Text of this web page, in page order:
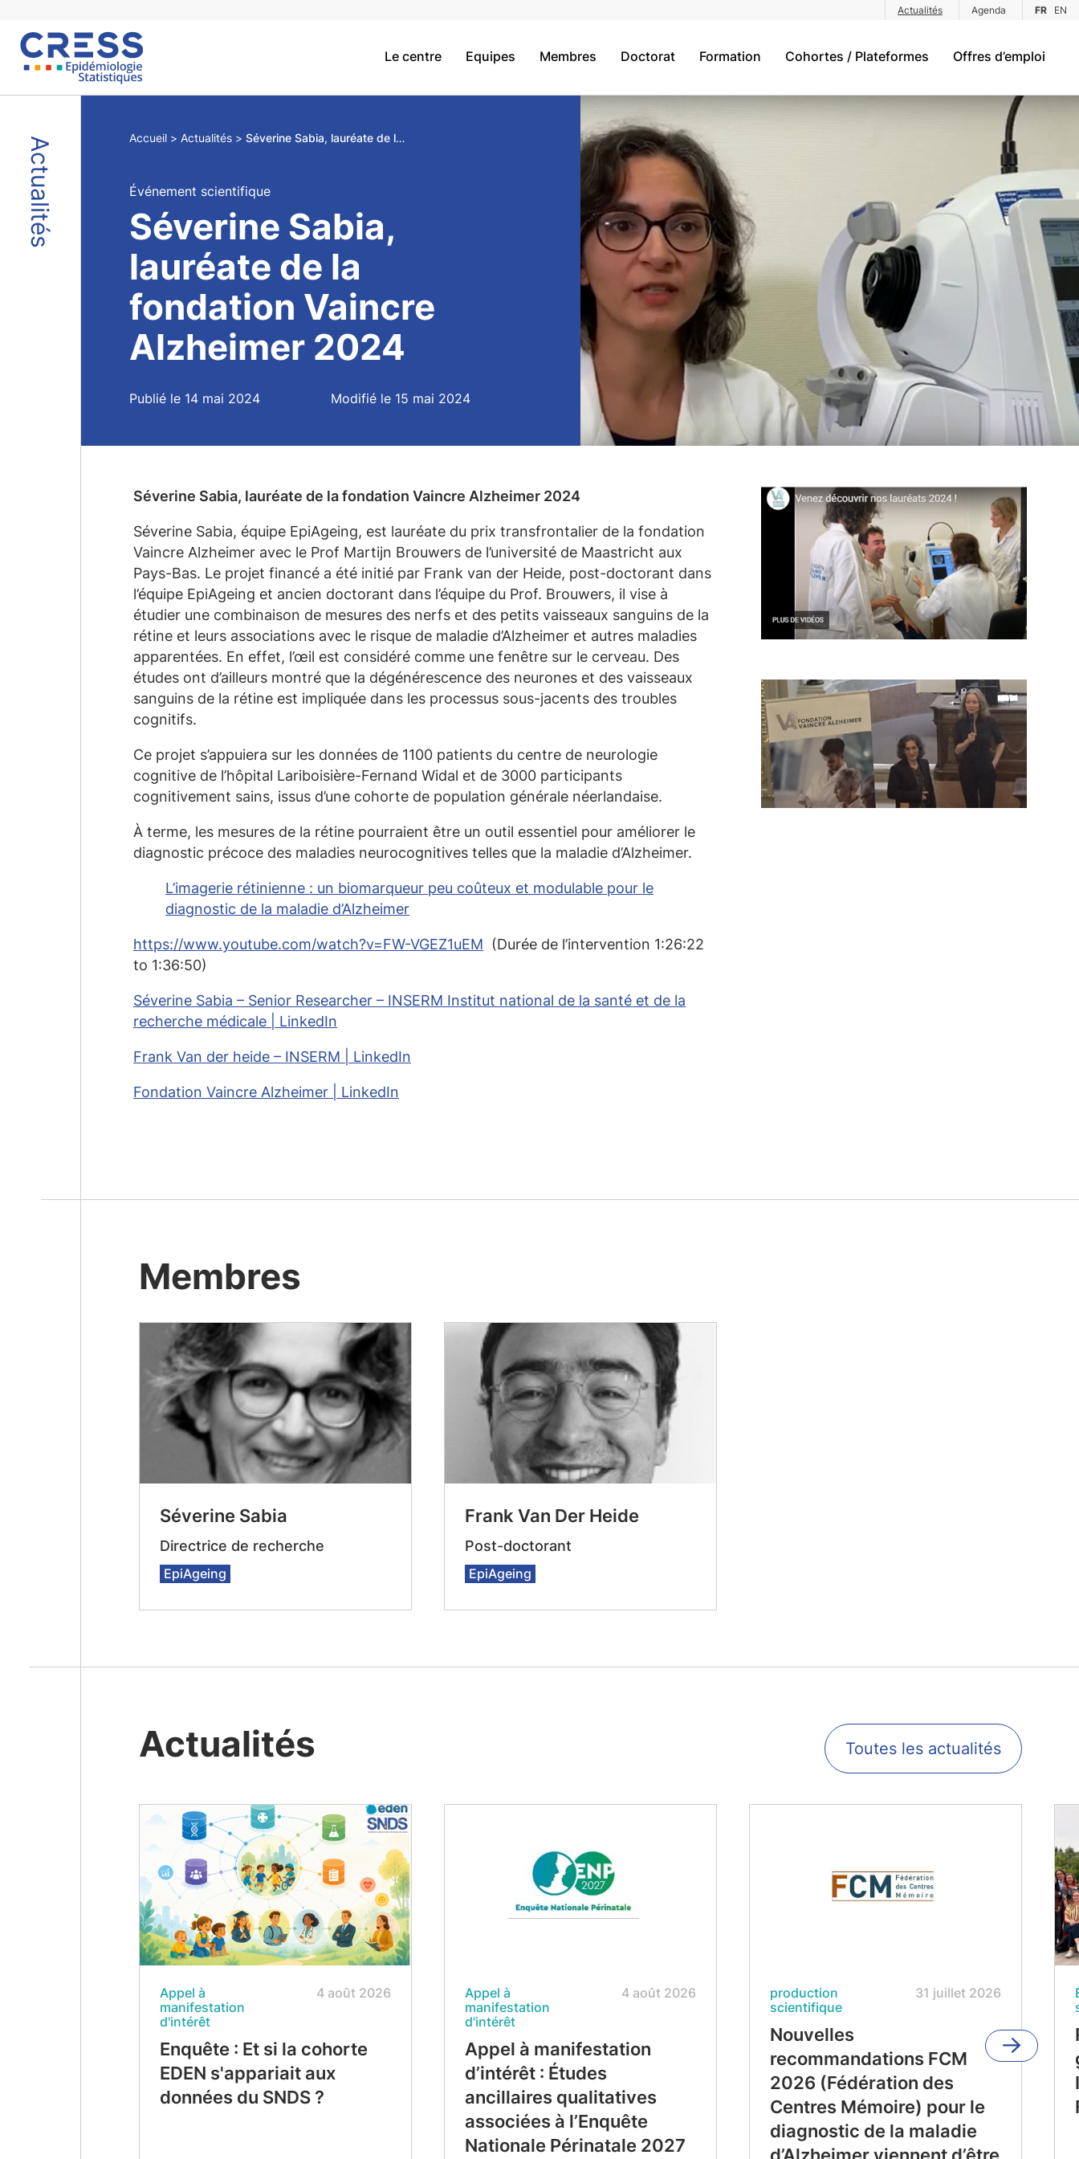
Actualités Agenda FR EN
Le centre Equipes Membres Doctorat Formation Cohortes / Plateformes Offres d’emploi
Actualités Accueil Actualités Séverine Sabia, lauréate de la fondation Vaincre Alzheimer 2024
Événement scientifique
Séverine Sabia,
lauréate de la
fondation Vaincre
Alzheimer 2024
Publié le 14 mai 2024 Modifié le 15 mai 2024
Séverine Sabia, lauréate de la fondation Vaincre Alzheimer 2024
Séverine Sabia, équipe EpiAgeing, est lauréate du prix transfrontalier de la fondation
Vaincre Alzheimer avec le Prof Martijn Brouwers de l’université de Maastricht aux
Pays-Bas. Le projet financé a été initié par Frank van der Heide, post-doctorant dans
l’équipe EpiAgeing et ancien doctorant dans l’équipe du Prof. Brouwers, il vise à
étudier une combinaison de mesures des nerfs et des petits vaisseaux sanguins de la
rétine et leurs associations avec le risque de maladie d’Alzheimer et autres maladies
apparentées. En effet, l’œil est considéré comme une fenêtre sur le cerveau. Des
études ont d’ailleurs montré que la dégénérescence des neurones et des vaisseaux
sanguins de la rétine est impliquée dans les processus sous-jacents des troubles
cognitifs.
Ce projet s’appuiera sur les données de 1100 patients du centre de neurologie
cognitive de l’hôpital Lariboisière-Fernand Widal et de 3000 participants
cognitivement sains, issus d’une cohorte de population générale néerlandaise.
À terme, les mesures de la rétine pourraient être un outil essentiel pour améliorer le
diagnostic précoce des maladies neurocognitives telles que la maladie d’Alzheimer.
L’imagerie rétinienne : un biomarqueur peu coûteux et modulable pour le
diagnostic de la maladie d’Alzheimer
https://www.youtube.com/watch?v=FW-VGEZ1uEM (Durée de l’intervention 1:26:22
to 1:36:50)
Séverine Sabia – Senior Researcher – INSERM Institut national de la santé et de la
recherche médicale | LinkedIn
Frank Van der heide – INSERM | LinkedIn
Fondation Vaincre Alzheimer | LinkedIn
Membres
Séverine Sabia
Directrice de recherche
EpiAgeing
Frank Van Der Heide
Post-doctorant
EpiAgeing
Actualités Toutes les actualités
Appel à
manifestation
d'intérêt
4 août 2026
Enquête : Et si la cohorte
EDEN s'appariait aux
données du SNDS ?
Appel à
manifestation
d'intérêt
4 août 2026
Appel à manifestation
d’intérêt : Études
ancillaires qualitatives
associées à l’Enquête
Nationale Périnatale 2027
production
scientifique
31 juillet 2026
Nouvelles
recommandations FCM
2026 (Fédération des
Centres Mémoire) pour le
diagnostic de la maladie